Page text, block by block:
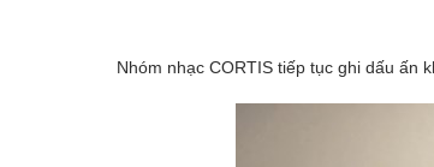
Nhóm nhạc CORTIS tiếp tục ghi dấu ấn